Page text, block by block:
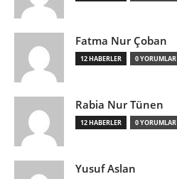
Fatma Nur Çoban
12 HABERLER 0 YORUMLAR
Rabia Nur Tünen
12 HABERLER 0 YORUMLAR
Yusuf Aslan